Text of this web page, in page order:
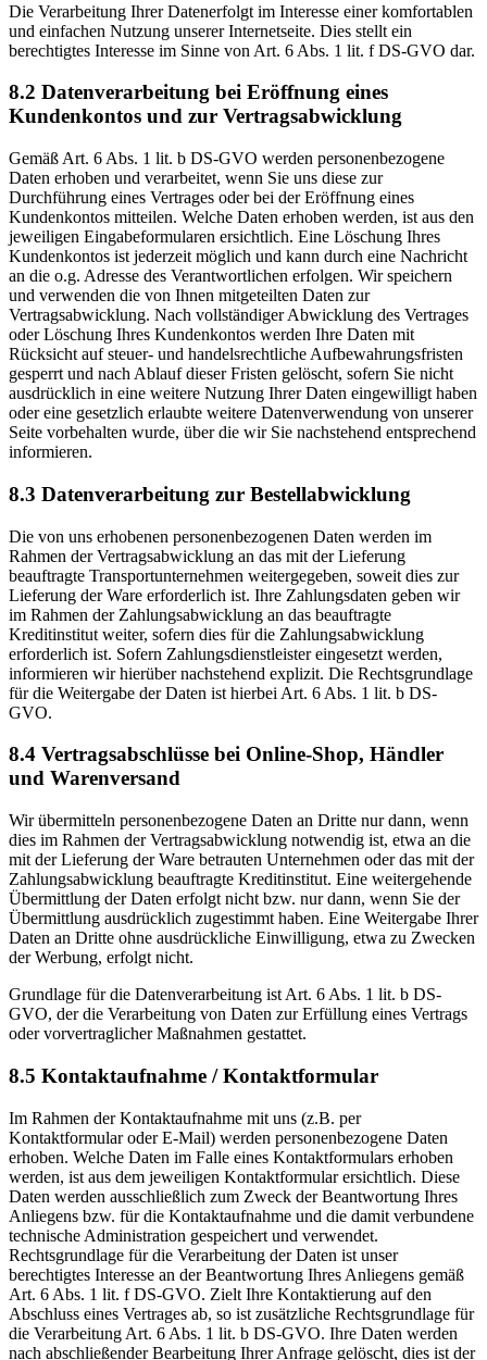
Die Verarbeitung Ihrer Datenerfolgt im Interesse einer komfortablen
und einfachen Nutzung unserer Internetseite. Dies stellt ein
berechtigtes Interesse im Sinne von Art. 6 Abs. 1 lit. f DS-GVO dar.
8.2 Datenverarbeitung bei Eröffnung eines
Kundenkontos und zur Vertragsabwicklung
Gemäß Art. 6 Abs. 1 lit. b DS-GVO werden personenbezogene
Daten erhoben und verarbeitet, wenn Sie uns diese zur
Durchführung eines Vertrages oder bei der Eröffnung eines
Kundenkontos mitteilen. Welche Daten erhoben werden, ist aus den
jeweiligen Eingabeformularen ersichtlich. Eine Löschung Ihres
Kundenkontos ist jederzeit möglich und kann durch eine Nachricht
an die o.g. Adresse des Verantwortlichen erfolgen. Wir speichern
und verwenden die von Ihnen mitgeteilten Daten zur
Vertragsabwicklung. Nach vollständiger Abwicklung des Vertrages
oder Löschung Ihres Kundenkontos werden Ihre Daten mit
Rücksicht auf steuer- und handelsrechtliche Aufbewahrungsfristen
gesperrt und nach Ablauf dieser Fristen gelöscht, sofern Sie nicht
ausdrücklich in eine weitere Nutzung Ihrer Daten eingewilligt haben
oder eine gesetzlich erlaubte weitere Datenverwendung von unserer
Seite vorbehalten wurde, über die wir Sie nachstehend entsprechend
informieren.
8.3 Datenverarbeitung zur Bestellabwicklung
Die von uns erhobenen personenbezogenen Daten werden im
Rahmen der Vertragsabwicklung an das mit der Lieferung
beauftragte Transportunternehmen weitergegeben, soweit dies zur
Lieferung der Ware erforderlich ist. Ihre Zahlungsdaten geben wir
im Rahmen der Zahlungsabwicklung an das beauftragte
Kreditinstitut weiter, sofern dies für die Zahlungsabwicklung
erforderlich ist. Sofern Zahlungsdienstleister eingesetzt werden,
informieren wir hierüber nachstehend explizit. Die Rechtsgrundlage
für die Weitergabe der Daten ist hierbei Art. 6 Abs. 1 lit. b DS-
GVO.
8.4 Vertragsabschlüsse bei Online-Shop, Händler
und Warenversand
Wir übermitteln personenbezogene Daten an Dritte nur dann, wenn
dies im Rahmen der Vertragsabwicklung notwendig ist, etwa an die
mit der Lieferung der Ware betrauten Unternehmen oder das mit der
Zahlungsabwicklung beauftragte Kreditinstitut. Eine weitergehende
Übermittlung der Daten erfolgt nicht bzw. nur dann, wenn Sie der
Übermittlung ausdrücklich zugestimmt haben. Eine Weitergabe Ihrer
Daten an Dritte ohne ausdrückliche Einwilligung, etwa zu Zwecken
der Werbung, erfolgt nicht.
Grundlage für die Datenverarbeitung ist Art. 6 Abs. 1 lit. b DS-
GVO, der die Verarbeitung von Daten zur Erfüllung eines Vertrags
oder vorvertraglicher Maßnahmen gestattet.
8.5 Kontaktaufnahme / Kontaktformular
Im Rahmen der Kontaktaufnahme mit uns (z.B. per
Kontaktformular oder E-Mail) werden personenbezogene Daten
erhoben. Welche Daten im Falle eines Kontaktformulars erhoben
werden, ist aus dem jeweiligen Kontaktformular ersichtlich. Diese
Daten werden ausschließlich zum Zweck der Beantwortung Ihres
Anliegens bzw. für die Kontaktaufnahme und die damit verbundene
technische Administration gespeichert und verwendet.
Rechtsgrundlage für die Verarbeitung der Daten ist unser
berechtigtes Interesse an der Beantwortung Ihres Anliegens gemäß
Art. 6 Abs. 1 lit. f DS-GVO. Zielt Ihre Kontaktierung auf den
Abschluss eines Vertrages ab, so ist zusätzliche Rechtsgrundlage für
die Verarbeitung Art. 6 Abs. 1 lit. b DS-GVO. Ihre Daten werden
nach abschließender Bearbeitung Ihrer Anfrage gelöscht, dies ist der